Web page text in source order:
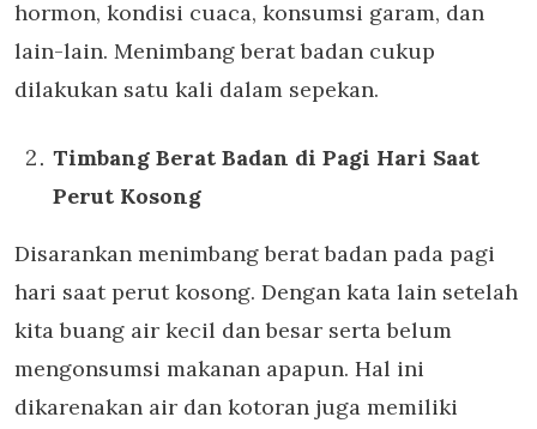
hormon, kondisi cuaca, konsumsi garam, dan
lain-lain. Menimbang berat badan cukup
dilakukan satu kali dalam sepekan.
Timbang Berat Badan di Pagi Hari Saat
Perut Kosong
Disarankan menimbang berat badan pada pagi
hari saat perut kosong. Dengan kata lain setelah
kita buang air kecil dan besar serta belum
mengonsumsi makanan apapun. Hal ini
dikarenakan air dan kotoran juga memiliki